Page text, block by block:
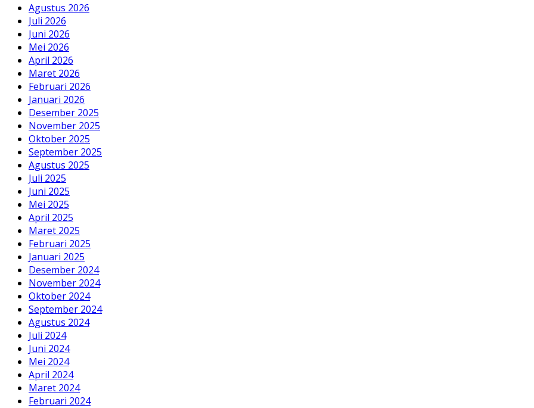
Agustus 2026
Juli 2026
Juni 2026
Mei 2026
April 2026
Maret 2026
Februari 2026
Januari 2026
Desember 2025
November 2025
Oktober 2025
September 2025
Agustus 2025
Juli 2025
Juni 2025
Mei 2025
April 2025
Maret 2025
Februari 2025
Januari 2025
Desember 2024
November 2024
Oktober 2024
September 2024
Agustus 2024
Juli 2024
Juni 2024
Mei 2024
April 2024
Maret 2024
Februari 2024